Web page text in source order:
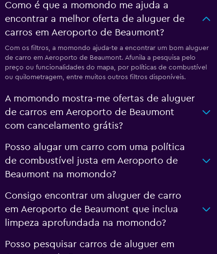
Como é que a momondo me ajuda a
encontrar a melhor oferta de aluguer de
carros em Aeroporto de Beaumont?
Com os filtros, a momondo ajuda-te a encontrar um bom aluguer
de carro em Aeroporto de Beaumont. Afunila a pesquisa pelo
preço ou funcionalidades do mapa, por políticas de combustível
ou quilometragem, entre muitos outros filtros disponíveis.
A momondo mostra-me ofertas de aluguer
de carros em Aeroporto de Beaumont
com cancelamento grátis?
Posso alugar um carro com uma política
de combustível justa em Aeroporto de
Beaumont na momondo?
Consigo encontrar um aluguer de carro
em Aeroporto de Beaumont que inclua
limpeza aprofundada na momondo?
Posso pesquisar carros de aluguer em